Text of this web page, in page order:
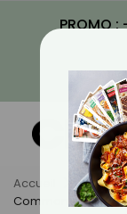
PROMO
Accueil Actus
Comment